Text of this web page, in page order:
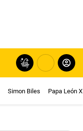
Simon Biles Papa León